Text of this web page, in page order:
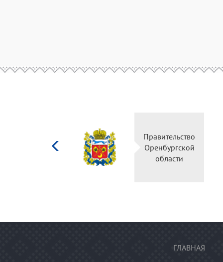
Правительство
Оренбургской
области
ГЛАВНАЯ